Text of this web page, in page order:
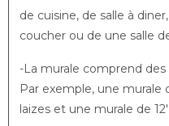
de cuisine, de salle à
coucher ou de une salle
-La murale comprend des
Par exemple, une murale
laizes et une murale de